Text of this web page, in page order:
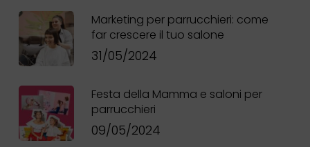
Marketing per parrucchieri: come
far crescere il tuo salone
31/05/2024
Festa della Mamma e saloni per
parrucchieri
09/05/2024